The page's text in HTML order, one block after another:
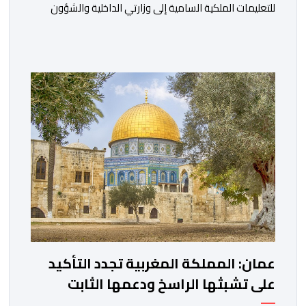
للتعليمات الملكية السامية إلى وزارتي الداخلية والشؤون
أن المملكة المغربية مستعدة للتنسيق مع شركائها الإسبان
والأوروبيين من أجل إعادة القاصرين غير المرفوقين. وأعرب
المصدر ذاته عن الأسف لكونه “في […]
عمان: المملكة المغربية تجدد التأكيد
على تشبثها الراسخ ودعمها الثابت